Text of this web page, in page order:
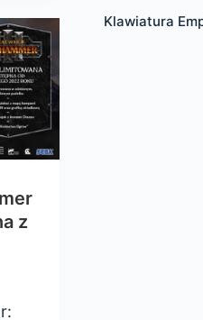
z
Klawiatura